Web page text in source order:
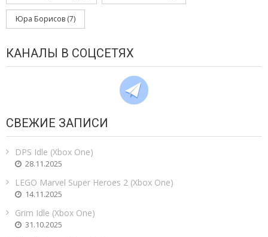
Юра Борисов (7)
КАНАЛЫ В СОЦСЕТЯХ
СВЕЖИЕ ЗАПИСИ
DPS Idle (Xbox One)
28.11.2025
LEGO Marvel Super Heroes 2 (Xbox One)
14.11.2025
Grim Idle (Xbox One)
31.10.2025